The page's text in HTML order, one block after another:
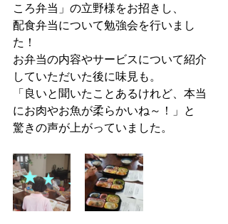
ころ弁当」の立野様をお招きし、
配食弁当について勉強会を行いまし
た！
お弁当の内容やサービスについて紹介
していただいた後に味見も。
「良いと聞いたことあるけれど、本当
にお肉やお魚が柔らかいね～！」と
驚きの声が上がっていました。